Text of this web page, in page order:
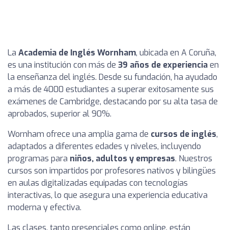
La Academia de Inglés Wornham, ubicada en A Coruña,
es una institución con más de 39 años de experienciaen
la enseñanza del inglés. Desde su fundación, ha ayudado
a más de 4000 estudiantes a superar exitosamente sus
exámenes de Cambridge, destacando por su alta tasa de
aprobados, superior al 90%.
Wornham ofrece una amplia gama de cursos de inglés,
adaptados a diferentes edades y niveles, incluyendo
programas para niños, adultos y empresas. Nuestros
cursos son impartidos por profesores nativos y bilingües
en aulas digitalizadas equipadas con tecnologías
interactivas, lo que asegura una experiencia educativa
moderna y efectiva.
Las clases, tanto presenciales como online, están